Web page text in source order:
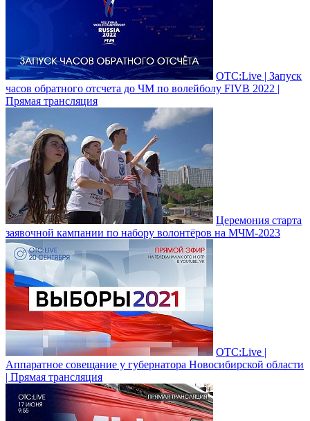
ОТС:Live | Запуск
часов обратного отсчета до ЧМ по волейболу FIVB 2022 |
Прямая трансляция
Церемония старта
заявочной кампании по набору волонтёров на МЧМ-2023
ОТС:Live |
Аппаратное совещание у губернатора Новосибирской области
| Прямая трансляция